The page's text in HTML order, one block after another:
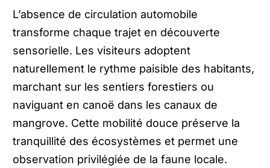
L’absence de circulation automobile
transforme chaque trajet en découverte
sensorielle. Les visiteurs adoptent
naturellement le rythme paisible des habitants,
marchant sur les sentiers forestiers ou
naviguant en canoë dans les canaux de
mangrove. Cette mobilité douce préserve la
tranquillité des écosystèmes et permet une
observation privilégiée de la faune locale.